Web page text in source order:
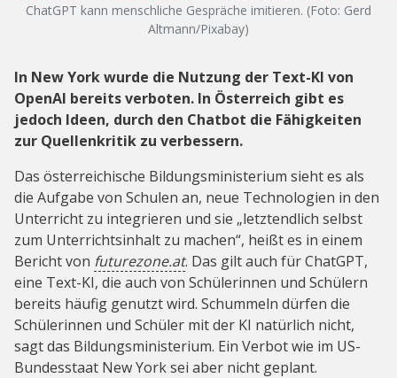
ChatGPT kann menschliche Gespräche imitieren. (Foto: Gerd
Altmann/Pixabay)
In New York wurde die Nutzung der Text-KI von
OpenAI bereits verboten. In Österreich gibt es
jedoch Ideen, durch den Chatbot die Fähigkeiten
zur Quellenkritik zu verbessern.
Das österreichische Bildungsministerium sieht es als
die Aufgabe von Schulen an, neue Technologien in den
Unterricht zu integrieren und sie „letztendlich selbst
zum Unterrichtsinhalt zu machen“, heißt es in einem
Bericht von futurezone.at. Das gilt auch für ChatGPT,
eine Text-KI, die auch von Schülerinnen und Schülern
bereits häufig genutzt wird. Schummeln dürfen die
Schülerinnen und Schüler mit der KI natürlich nicht,
sagt das Bildungsministerium. Ein Verbot wie im US-
Bundesstaat New York sei aber nicht geplant.